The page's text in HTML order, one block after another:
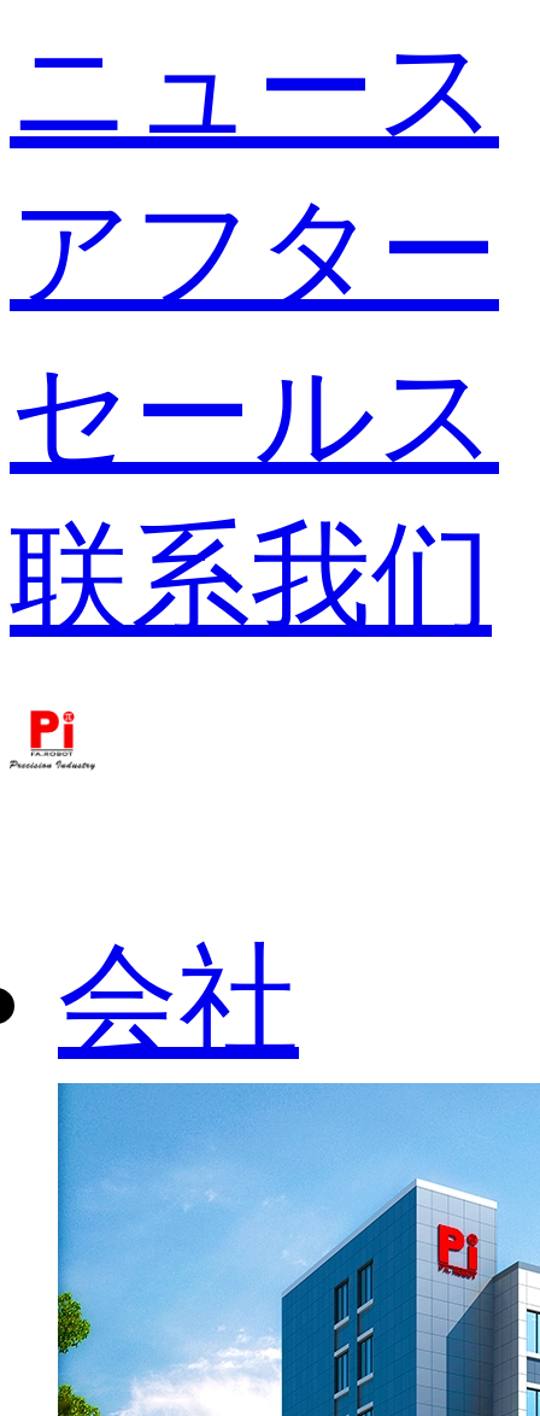
ニュース
アフター
セールス
联系我们
会社